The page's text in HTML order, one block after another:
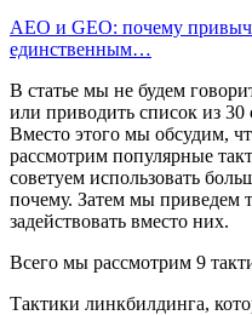
AEO и GEO: почему
единственным…
В статье мы не будем
или приводить список из 30
Вместо этого мы обсудим,
рассмотрим популярные
советуем использовать
почему. Затем мы приведем
задействовать вместо них.
Всего мы рассмотрим 9
Тактики линкбилдинга,